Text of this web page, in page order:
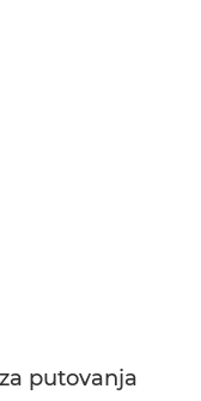
putovanja